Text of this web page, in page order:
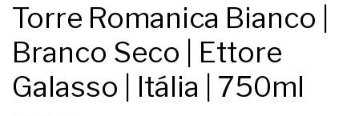
Torre Romanica Bianco |
Branco Seco | Ettore
Galasso | Itália | 750ml